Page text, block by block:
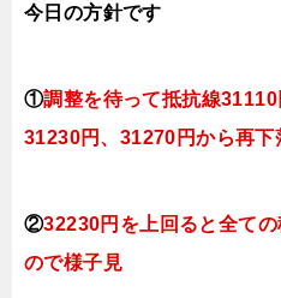
今日 の方針です
①調整を待って抵抗線31110
31230円、31270円から再下
②32230円を上回ると全て
ので様子見